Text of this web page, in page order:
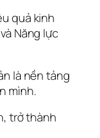
quả kinh
Năng lực
là nền tảng
mình.
trở thành